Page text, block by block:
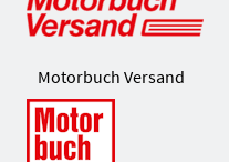
Motorbuch Versand